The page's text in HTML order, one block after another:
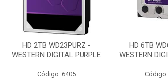
HD 2TB WD23PURZ -
WESTERN DIGITAL PURPLE
Código: 6405
HD 6TB
WESTERN
Código: